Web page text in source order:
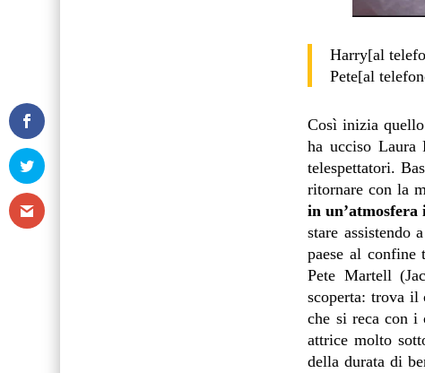
Harry[al
Pete[al
Così inizia
ha ucciso Laura
telespettatori.
ritornare con la
in un’atmosfera
stare assistendo
paese al confine
Pete Martell
scoperta: trova il
che si reca con i
attrice molto
della durata di